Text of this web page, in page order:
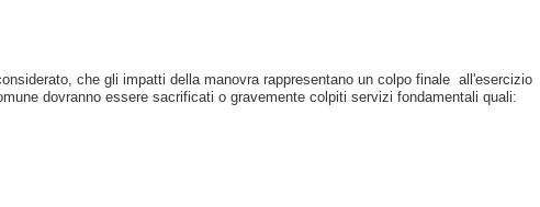
che gli impatti della manovra rappresentano un colpo finale all'esercizio
dovranno essere sacrificati o gravemente colpiti servizi fondamentali quali: